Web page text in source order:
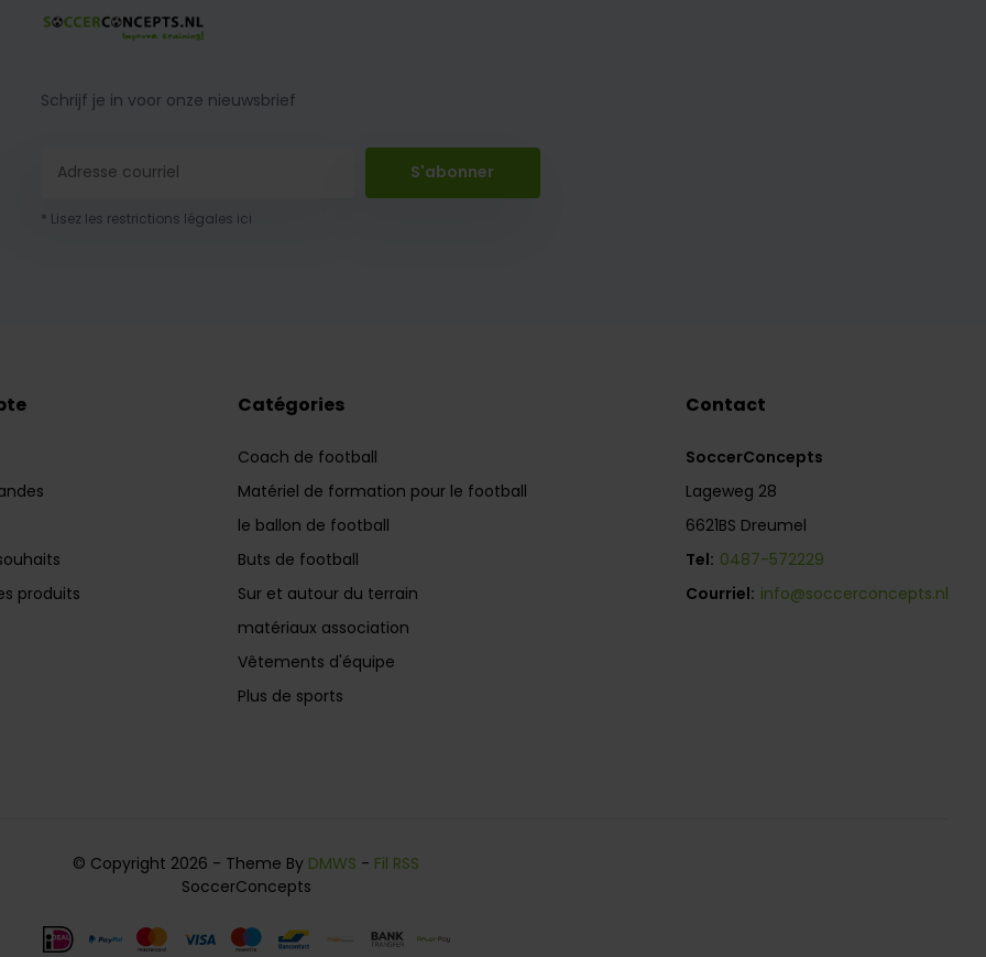
Schrijf je in voor onze nieuwsbrief
S'abonner
* Lisez les restrictions légales ici
produits
Catégories
Coach de football
Matériel de formation pour le football
le ballon de football
Buts de football
Sur et autour du terrain
matériaux association
Vêtements d'équipe
Plus de sports
Contact
SoccerConcepts
Lageweg 28
6621BS Dreumel
Tel: 0487-572229
Courriel: info@soccerconcepts.nl
© Copyright 2026 - Theme By DMWS - Fil RSS
SoccerConcepts